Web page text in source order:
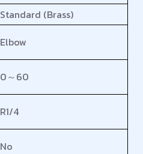
Standard (Brass)
Elbow
0～60
R1/4
No